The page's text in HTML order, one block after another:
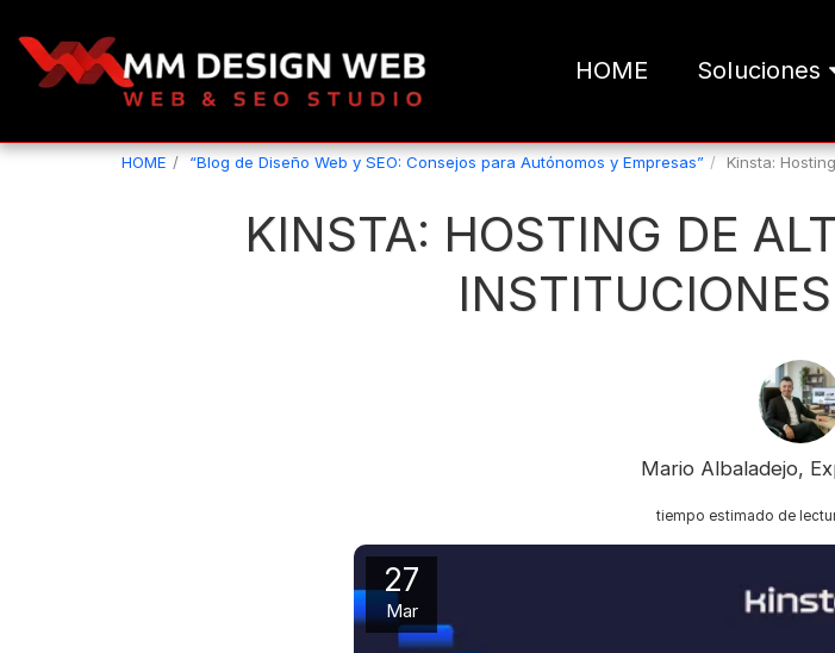
HOME Soluciones
HOME “Blog de Diseño Web y SEO: Consejos para Autónomos y Empresas” Kinsta:
KINSTA: HOSTING DE
Mario Albaladejo,
tiempo estimado de
27
Mar